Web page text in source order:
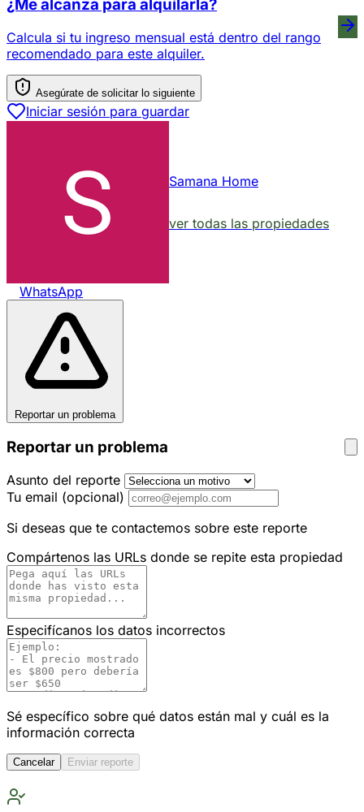
¿Me alcanza para alquilarla?
Calcula si tu ingreso mensual está dentro del rango
recomendado para este alquiler.
Asegúrate de solicitar lo siguiente
Iniciar sesión para guardar
Samana Home
ver todas las propiedades
WhatsApp
Reportar un problema
Reportar un problema
Asunto del reporte
Tu email (opcional)
Si deseas que te contactemos sobre este reporte
Compártenos las URLs donde se repite esta propiedad
Especifícanos los datos incorrectos
Sé específico sobre qué datos están mal y cuál es la
información correcta
Cancelar Enviar reporte